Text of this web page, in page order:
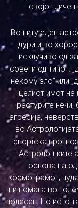
својот
Во ниту еден
дури и во
исклучиво од
совети од типот:
некому зло“ или
целиот имот на
растурите
агресија,
во
спортска
Астролошките
основа на
космограмот,
ни помага во
полесен. Но исто